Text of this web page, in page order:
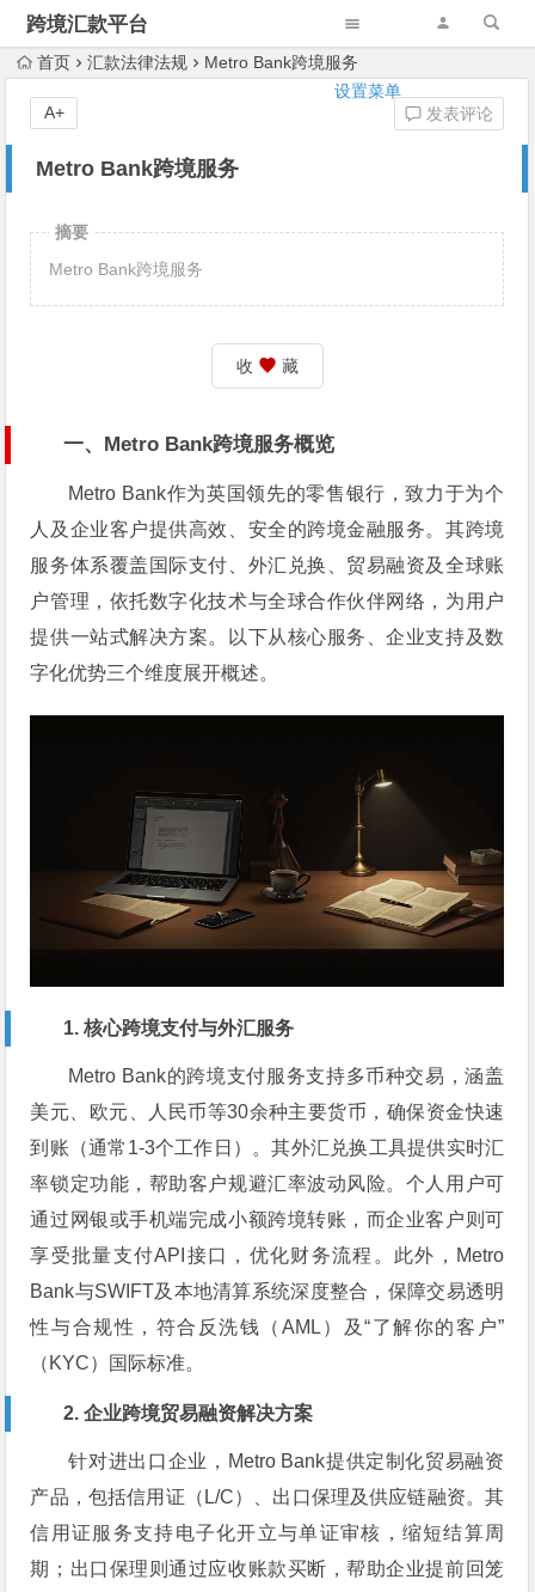
跨境汇款平台
设置菜单
首页 汇款法律法规 Metro Bank跨境服务
Metro Bank跨境服务
发表评论
A+
摘要
Metro Bank跨境服务
收 藏
一、Metro Bank跨境服务概览
Metro Bank作为英国领先的零售银行，致力于为个
人及企业客户提供高效、安全的跨境金融服务。其跨境
服务体系覆盖国际支付、外汇兑换、贸易融资及全球账
户管理，依托数字化技术与全球合作伙伴网络，为用户
提供一站式解决方案。以下从核心服务、企业支持及数
字化优势三个维度展开概述。
1. 核心跨境支付与外汇服务
Metro Bank的跨境支付服务支持多币种交易，涵盖
美元、欧元、人民币等30余种主要货币，确保资金快速
到账（通常1-3个工作日）。其外汇兑换工具提供实时汇
率锁定功能，帮助客户规避汇率波动风险。个人用户可
通过网银或手机端完成小额跨境转账，而企业客户则可
享受批量支付API接口，优化财务流程。此外，Metro
Bank与SWIFT及本地清算系统深度整合，保障交易透明
性与合规性，符合反洗钱（AML）及“了解你的客户”
（KYC）国际标准。
2. 企业跨境贸易融资解决方案
针对进出口企业，Metro Bank提供定制化贸易融资
产品，包括信用证（L/C）、出口保理及供应链融资。其
信用证服务支持电子化开立与单证审核，缩短结算周
期；出口保理则通过应收账款买断，帮助企业提前回笼